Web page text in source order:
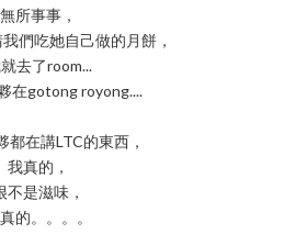
無所事事，
們吃她自己做的月餅，
去了room...
在gotong royong....
都在講LTC的東西，
我真的，
不是滋味，
的。。。。